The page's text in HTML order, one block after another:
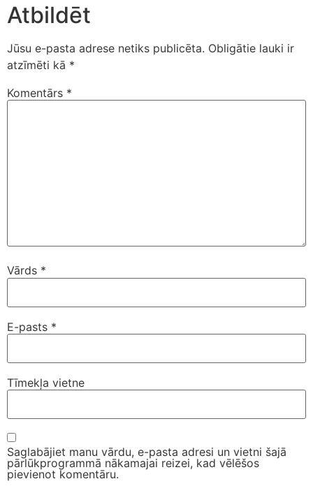
Atbildēt
Jūsu e-pasta adrese netiks publicēta. Obligātie lauki ir
atzīmēti kā *
Komentārs *
Vārds *
E-pasts *
Tīmekļa vietne
Saglabājiet manu vārdu, e-pasta adresi un vietni šajā
pārlūkprogrammā nākamajai reizei, kad vēlēšos
pievienot komentāru.